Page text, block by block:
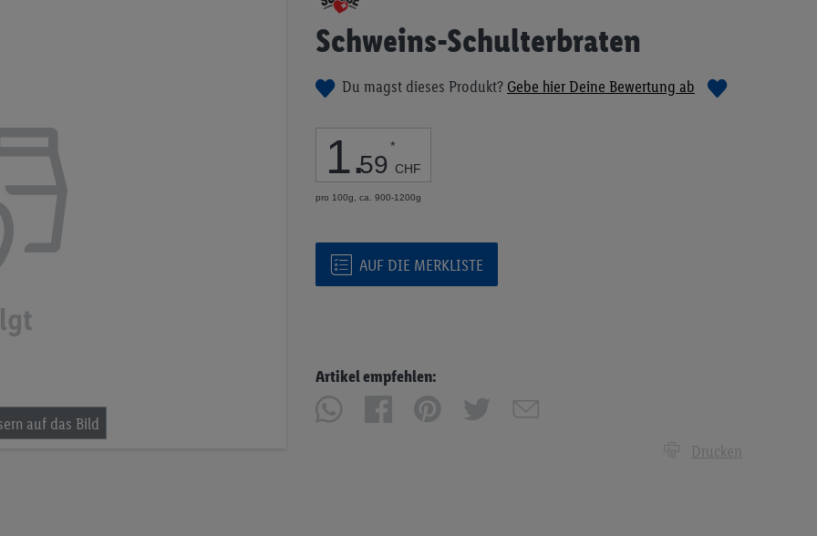
Schweins-Schulterbraten
Du magst dieses Produkt? Gebe hier Deine Bewertung ab
1.59
*
CHF
pro 100g, ca. 900-1200g
AUF DIE MERKLISTE
Artikel empfehlen:
Drucken
Anfang
Bildgalerie